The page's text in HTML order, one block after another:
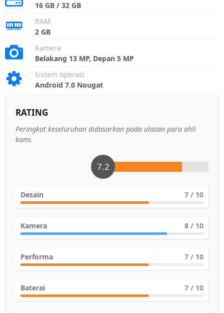
16 GB / 32 GB
RAM
2 GB
Kamera
Belakang 13 MP, Depan 5 MP
Sistem operasi
Android 7.0 Nougat
RATING
Peringkat keseluruhan didasarkan pada ulasan para ahli
kami.
7.2
Desain 7 / 10
Kamera 8 / 10
Performa 7 / 10
Baterai 7 / 10